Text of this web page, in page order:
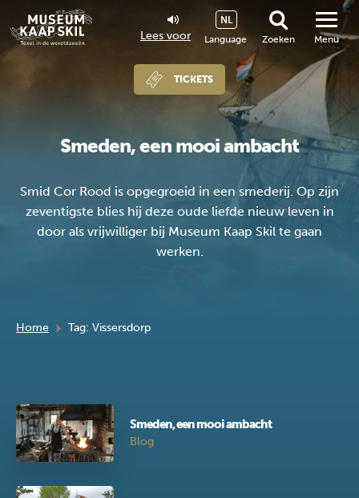
Lees voor Language
NL
Zoeken
TICKETS
Menu
Smeden, een mooi ambacht
Smid Cor Rood is opgegroeid in een smederij. Op zijn
zeventigste blies hij deze oude liefde nieuw leven in
door als vrijwilliger bij Museum Kaap Skil te gaan
werken.
Home Tag: Vissersdorp
Smeden, een mooi ambacht
Blog